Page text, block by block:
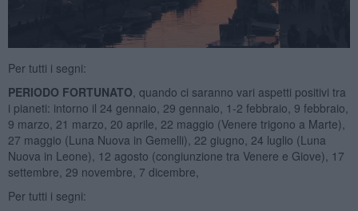
Per tutti i segni:
PERIODO FORTUNATO, quando ci saranno vari aspetti positivi tra
i pianeti: intorno il 24 gennaio, 29 gennaio, 1-2 febbraio, 9 febbraio,
9 marzo, 21 marzo, 20 aprile, 22 maggio (Venere trigono a Marte),
27 maggio (Luna Nuova in Gemelli), 22 giugno, 24 luglio (Luna
Nuova in Leone), 12 agosto (congiunzione tra Venere e Giove), 17
settembre, 29 novembre, 7 dicembre,
Per tutti i segni: